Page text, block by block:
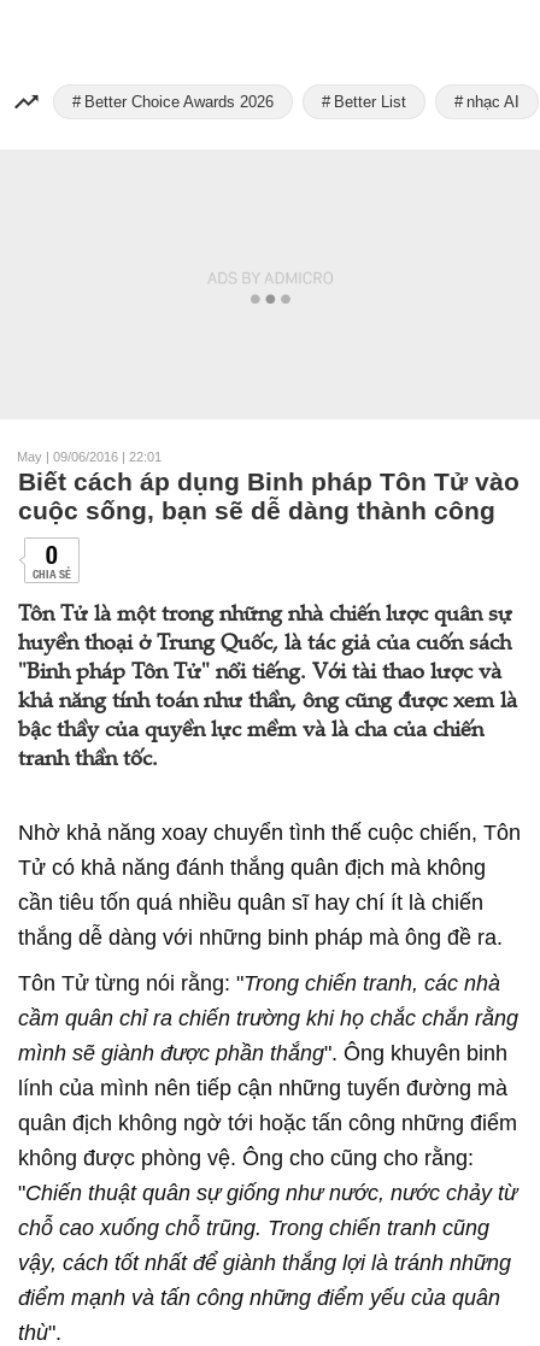
Better Choice Awards 2026 Better List nhạc AI
May | 09/06/2016 | 22:01
Biết cách áp dụng Binh pháp Tôn Tử vào
cuộc sống, bạn sẽ dễ dàng thành công
0
CHIA SẺ
Tôn Tử là một trong những nhà chiến lược quân sự
huyền thoại ở Trung Quốc, là tác giả của cuốn sách
"Binh pháp Tôn Tử" nổi tiếng. Với tài thao lược và
khả năng tính toán như thần, ông cũng được xem là
bậc thầy của quyền lực mềm và là cha của chiến
tranh thần tốc.
Nhờ khả năng xoay chuyển tình thế cuộc chiến, Tôn
Tử có khả năng đánh thắng quân địch mà không
cần tiêu tốn quá nhiều quân sĩ hay chí ít là chiến
thắng dễ dàng với những binh pháp mà ông đề ra.
Tôn Tử từng nói rằng: "Trong chiến tranh, các nhà
cầm quân chỉ ra chiến trường khi họ chắc chắn rằng
mình sẽ giành được phần thắng". Ông khuyên binh
lính của mình nên tiếp cận những tuyến đường mà
quân địch không ngờ tới hoặc tấn công những điểm
không được phòng vệ. Ông cho cũng cho rằng:
"Chiến thuật quân sự giống như nước, nước chảy từ
chỗ cao xuống chỗ trũng. Trong chiến tranh cũng
vậy, cách tốt nhất để giành thắng lợi là tránh những
điểm mạnh và tấn công những điểm yếu của quân
thù".